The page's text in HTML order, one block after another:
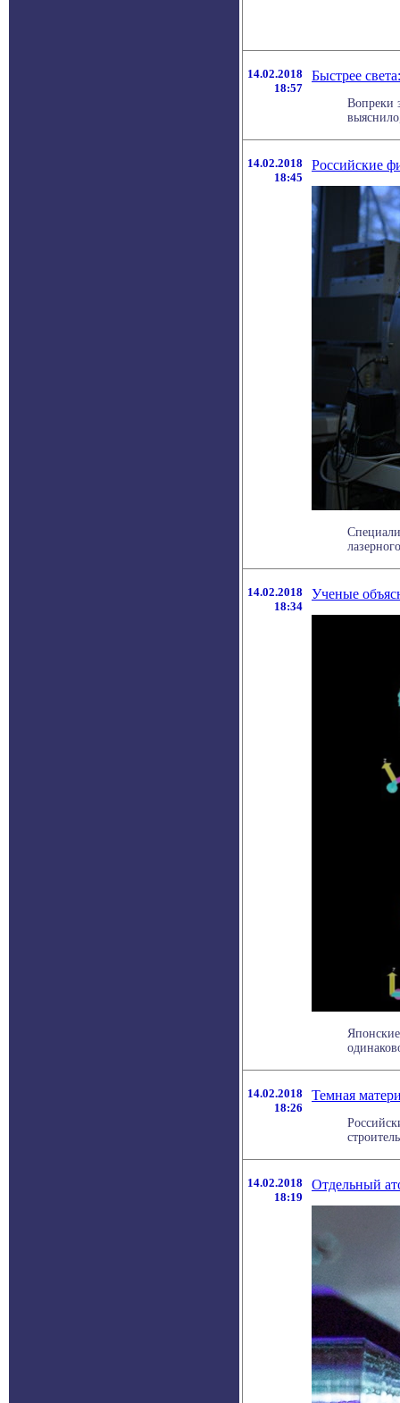
14.02.2018
18:57
Быстрее
Вопреки
14.02.2018
18:45
Российские
14.02.2018
18:34
Ученые
14.02.2018
18:26
Темная
14.02.2018
18:19
Отдельный